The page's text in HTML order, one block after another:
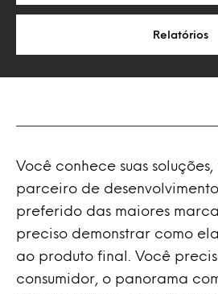
Relatórios
Você conhece suas
parceiro de
preferido das maiores
preciso demonstrar como
ao produto final. Você
consumidor, o panorama